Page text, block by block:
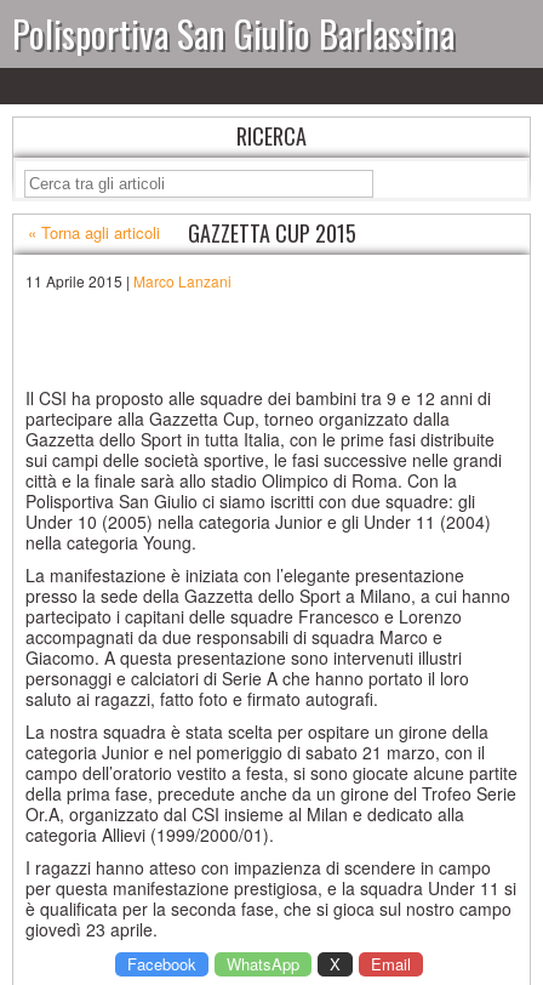
Polisportiva San Giulio Barlassina
RICERCA
« Torna agli articoli GAZZETTA CUP 2015
11 Aprile 2015 | Marco Lanzani
Il CSI ha proposto alle squadre dei bambini tra 9 e 12 anni di
partecipare alla Gazzetta Cup, torneo organizzato dalla
Gazzetta dello Sport in tutta Italia, con le prime fasi distribuite
sui campi delle società sportive, le fasi successive nelle grandi
città e la finale sarà allo stadio Olimpico di Roma. Con la
Polisportiva San Giulio ci siamo iscritti con due squadre: gli
Under 10 (2005) nella categoria Junior e gli Under 11 (2004)
nella categoria Young.
La manifestazione è iniziata con l’elegante presentazione
presso la sede della Gazzetta dello Sport a Milano, a cui hanno
partecipato i capitani delle squadre Francesco e Lorenzo
accompagnati da due responsabili di squadra Marco e
Giacomo. A questa presentazione sono intervenuti illustri
personaggi e calciatori di Serie A che hanno portato il loro
saluto ai ragazzi, fatto foto e firmato autografi.
La nostra squadra è stata scelta per ospitare un girone della
categoria Junior e nel pomeriggio di sabato 21 marzo, con il
campo dell’oratorio vestito a festa, si sono giocate alcune partite
della prima fase, precedute anche da un girone del Trofeo Serie
Or.A, organizzato dal CSI insieme al Milan e dedicato alla
categoria Allievi (1999/2000/01).
I ragazzi hanno atteso con impazienza di scendere in campo
per questa manifestazione prestigiosa, e la squadra Under 11 si
è qualificata per la seconda fase, che si gioca sul nostro campo
giovedì 23 aprile.
Facebook WhatsApp X Email